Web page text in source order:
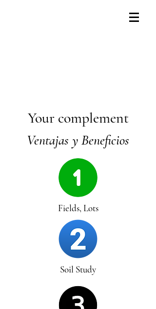
Your complement
Ventajas y Beneficios
Fields, Lots
Soil Study